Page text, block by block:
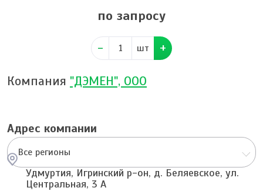
по запросу
шт
Компания "ДЭМЕН", ООО
Адрес компании
Все регионы
Удмуртия, Игринский р-он, д. Беляевское, ул.
Центральная, 3 А